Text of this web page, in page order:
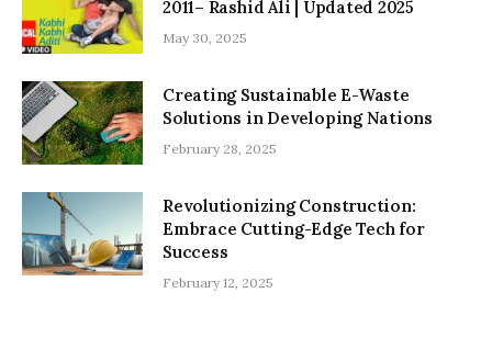
2011– Rashid Ali | Updated 2025
May 30, 2025
Creating Sustainable E-Waste
Solutions in Developing Nations
February 28, 2025
Revolutionizing Construction:
Embrace Cutting-Edge Tech for
Success
February 12, 2025